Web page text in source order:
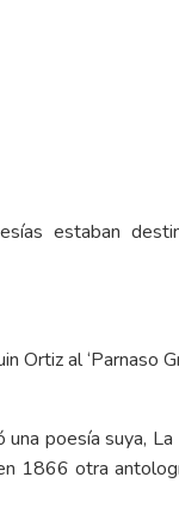
estaban
al ‘Parnaso
una poesía suya,
1866 otra